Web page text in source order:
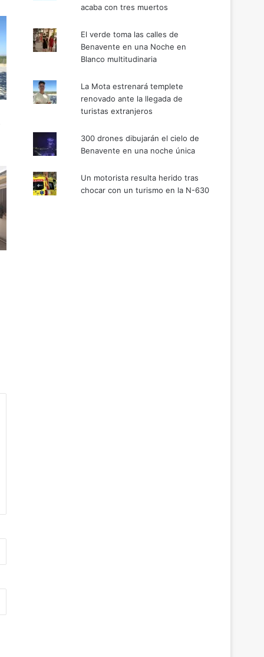
acaba con tres muertos
El verde toma las calles de
Benavente en una Noche en
Blanco multitudinaria
La Mota estrenará templete
renovado ante la llegada de
turistas extranjeros
300 drones dibujarán el cielo de
Benavente en una noche única
Un motorista resulta herido tras
chocar con un turismo en la N-630